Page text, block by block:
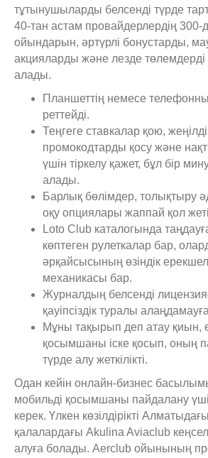
тұтынушыларды белсенді түрде
40-тан астам провайдерлердің 300-
ойындарын, әртүрлі бонустарды,
акцияларды және лезде
алады.
Планшеттің немесе
реттейді.
Теңгеге ставкалар қою,
промокодтарды қосу және
үшін тіркелу қажет, бұл бір
алады.
Барлық бөлімдер, толықтыру
оқу опциялары жаппай қол
Loto Club каталогында
көптеген рулеткалар бар,
әрқайсысының өзіндік
механикасы бар.
Журналдың белсенді
қауіпсіздік туралы
Мұны тақырып деп атау қиын,
қосымшаны іске қосып, оның
түрде алу жеткілікті.
Одан кейін онлайн-бизнес
мобильді қосымшаны пайдалану
керек. Үлкен көзілдірікті
қалалардағы Akulina Aviaclub
алуға болады. Aerclub ойынының